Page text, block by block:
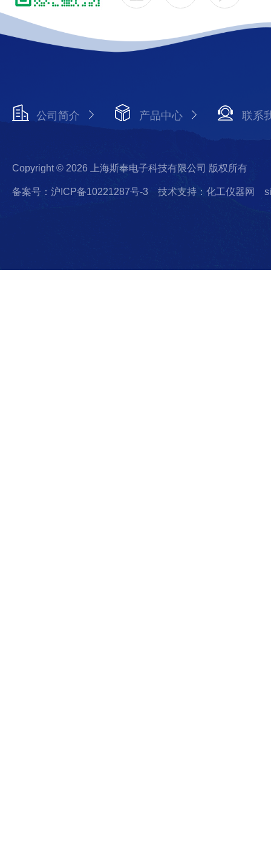
公司简介 产品中心 联系
Copyright © 2026 上海斯奉电子科技有限公司 版权所有
备案号：沪ICP备10221287号-3 技术支持：化工仪器网